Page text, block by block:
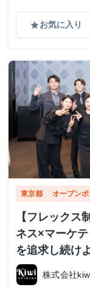
gradeお気に入り
東京都 オープン
【フレックス
ネス×マーケ
を追求し続け
株式会社